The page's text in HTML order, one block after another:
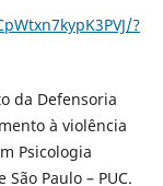
?
da Defensoria
à violência
Psicologia
Paulo – PUC.